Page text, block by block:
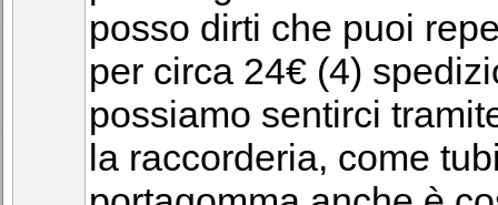
posso dirti che puoi
per circa 24€ (4)
possiamo sentirci
la raccorderia, come